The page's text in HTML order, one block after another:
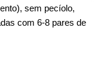
sem pecíolo,
com 6-8 pares de